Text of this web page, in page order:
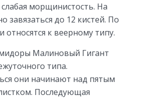
морщинистость. На
завязаться до 12 кистей. По
относятся к веерному типу.
Малиновый Гигант
типа.
они начинают над пятым
Последующая